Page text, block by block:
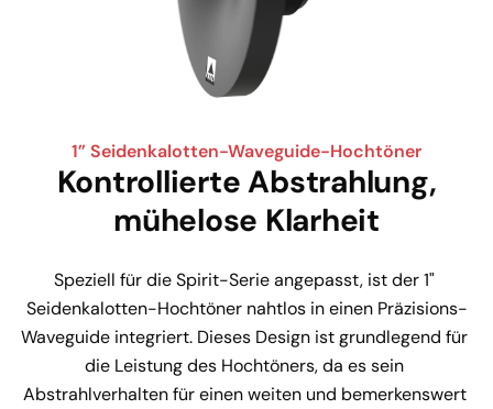
1” Seidenkalotten-Waveguide-Hochtöner
Kontrollierte Abstrahlung,
mühelose Klarheit
Speziell für die Spirit-Serie angepasst, ist der 1"
Seidenkalotten-Hochtöner nahtlos in einen Präzisions-
Waveguide integriert. Dieses Design ist grundlegend für
die Leistung des Hochtöners, da es sein
Abstrahlverhalten für einen weiten und bemerkenswert